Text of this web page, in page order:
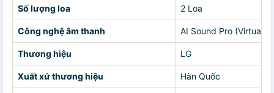
Số lượng loa 2 Loa
Công nghệ âm thanh AI Sound Pro (Virtual
Thương hiệu LG
Xuất xứ thương hiệu Hàn Quốc